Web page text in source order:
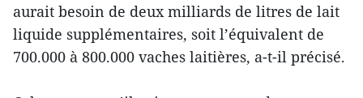
aurait besoin de deux milliards de litres de lait
liquide supplémentaires, soit l’équivalent de
700.000 à 800.000 vaches laitières, a-t-il précisé.